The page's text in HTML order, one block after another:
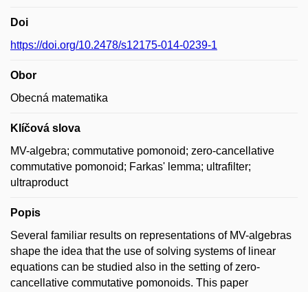
Doi
https://doi.org/10.2478/s12175-014-0239-1
Obor
Obecná matematika
Klíčová slova
MV-algebra; commutative pomonoid; zero-cancellative
commutative pomonoid; Farkas' lemma; ultrafilter;
ultraproduct
Popis
Several familiar results on representations of MV-algebras
shape the idea that the use of solving systems of linear
equations can be studied also in the setting of zero-
cancellative commutative pomonoids. This paper